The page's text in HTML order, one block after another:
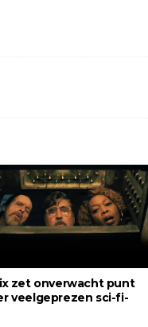
zet onverwacht punt
veelgeprezen sci-fi-